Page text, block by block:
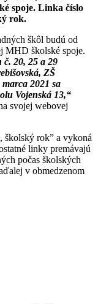
spoje. Linka číslo
rok.
škôl budú od
MHD školské spoje.
č. 20, 25 a 29
ZŠ
2021 sa
Vojenská 13,“
svojej webovej
školský rok” a vykoná
linky premávajú
počas školských
v obmedzenom